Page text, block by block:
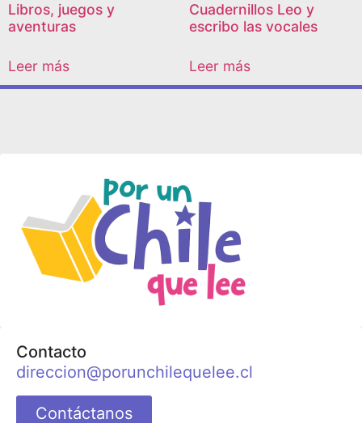
Libros, juegos y
aventuras
Leer más
Cuadernillos Leo y
escribo las vocales
Leer más
Contacto
direccion@porunchilequelee.cl
Contáctanos